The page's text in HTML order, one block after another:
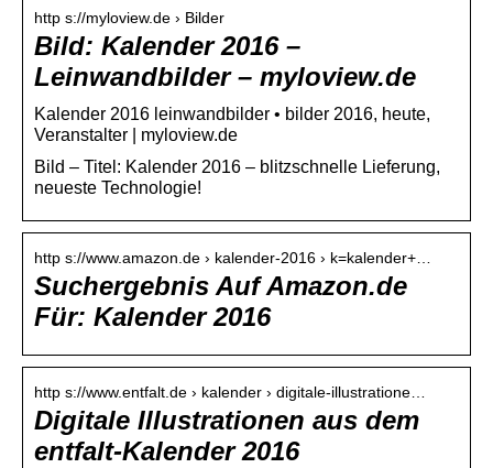
http s://myloview.de › Bilder
Bild: Kalender 2016 –
Leinwandbilder – myloview.de
Kalender 2016 leinwandbilder • bilder 2016, heute,
Veranstalter | myloview.de
Bild – Titel: Kalender 2016 – blitzschnelle Lieferung,
neueste Technologie!
http s://www.amazon.de › kalender-2016 › k=kalender+…
Suchergebnis Auf Amazon.de
Für: Kalender 2016
http s://www.entfalt.de › kalender › digitale-illustratione…
Digitale Illustrationen aus dem
entfalt-Kalender 2016